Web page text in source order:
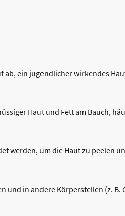
ab, ein jugendlicher wirkendes
Haut und Fett am Bauch,
werden, um die Haut zu peelen
und in andere Körperstellen (z.